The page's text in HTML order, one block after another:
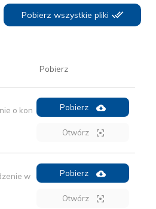
Pobierz wszystkie pliki
Pobierz
o kon Pobierz
Otwórz
w Pobierz
Otwórz